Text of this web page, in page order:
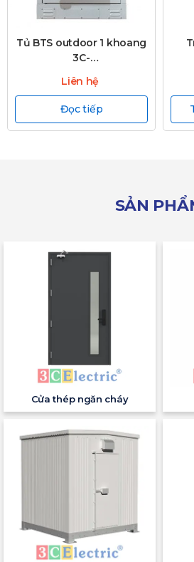
Tủ BTS outdoor 1 khoang
3C-
Liên hệ
Đọc tiếp
SẢN
Cửa thép ngăn cháy